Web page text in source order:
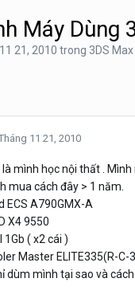
Máy Dùng
21, 2010 trong 3DS Max
11 21, 2010
mình học nội thất .
mua cách đây > 1 năm.
ECS A790GMX-A
X4 9550
1Gb ( x2 cái )
Master ELITE335(R-C-
dùm mình tại sao và